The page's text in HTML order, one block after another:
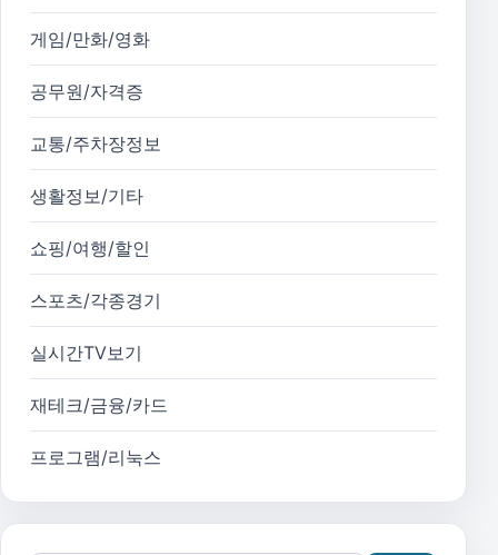
게임/만화/영화
공무원/자격증
교통/주차장정보
생활정보/기타
쇼핑/여행/할인
스포츠/각종경기
실시간TV보기
재테크/금융/카드
프로그램/리눅스